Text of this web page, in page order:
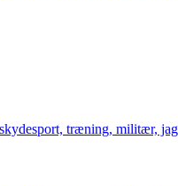
træning, militær,